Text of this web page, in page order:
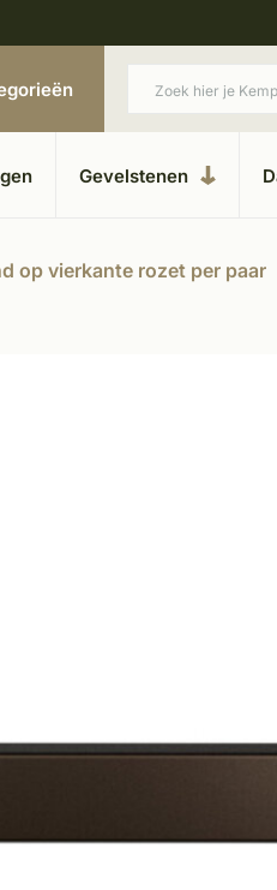
in kempische bouwstijl
Gevelstenen
op vierkante rozet per paar